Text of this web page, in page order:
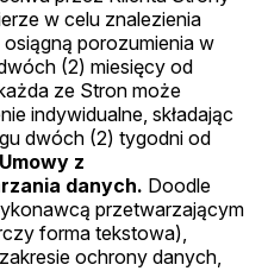
w celu znalezienia
porozumienia w
(2) miesięcy od
ze Stron może
indywidualne, składając
dwóch (2) tygodni od
Umowy z
danych. Doodle
przetwarzającym
forma tekstowa),
ochrony danych,